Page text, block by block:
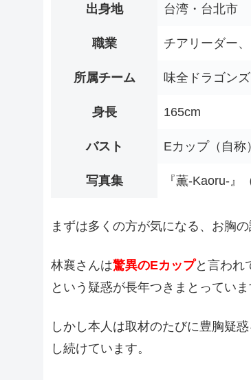
出身地 台湾・台北市
職業 チアリーダー
所属チーム 味全ドラゴン
身長 165cm
バスト Eカップ（自称）
写真集 『薫-Kaoru-』
まずは多くの方が気になる、お胸の
林襄さんは驚異のEカップと言われ
という疑惑が長年つきまとっていま
しかし本人は取材のたびに豊胸疑
し続けています。